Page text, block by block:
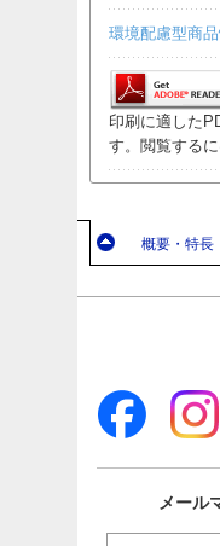
環境配慮型商
印刷に適した
す。閲覧する
概要・特長
メール